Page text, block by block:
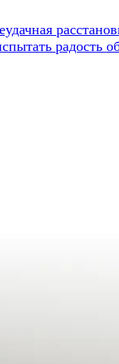
радость